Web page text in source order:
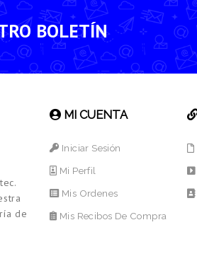
BOLETÍN
de
MI CUENTA
Iniciar Sesión
Mi Perfil
Mis Ordenes
Mis Recibos De Compra